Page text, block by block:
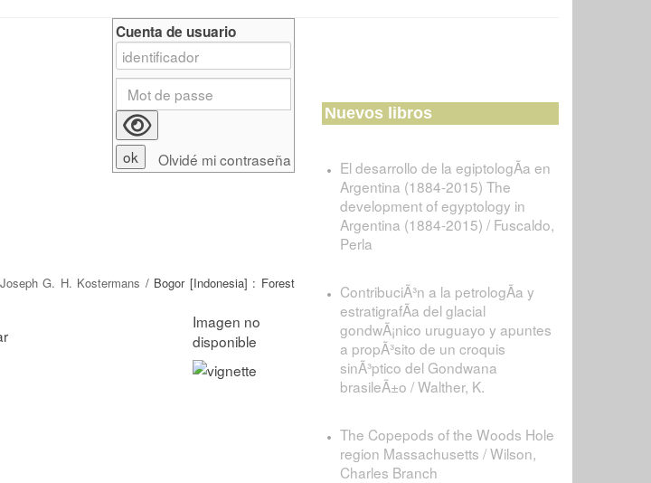
G. H. Kostermans / Bogor [Indonesia] : Forest
Cuenta de usuario
Olvidé mi contraseña
Nuevos libros
El desarrollo de la egiptologÃ­a en
Argentina (1884-2015) The
development of egyptology in
Argentina (1884-2015) / Fuscaldo,
Perla
ContribuciÃ³n a la petrologÃ­a y
estratigrafÃ­a del glacial
gondwÃ¡nico uruguayo y apuntes
a propÃ³sito de un croquis
sinÃ³ptico del Gondwana
brasileÃ±o / Walther, K.
The Copepods of the Woods Hole
region Massachusetts / Wilson,
Charles Branch